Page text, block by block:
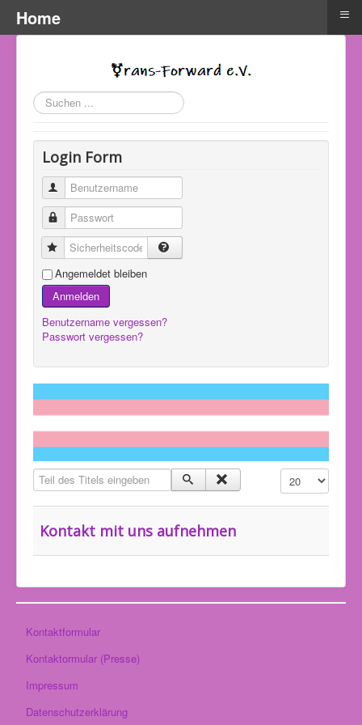
Suchen
...
Login Form
Benutzername
Passwort
Sicherheitscode
Angemeldet bleiben
Anmelden
Benutzername vergessen?
Passwort vergessen?
Teil des Titels eingeben Anzeige #
Kontakt mit uns aufnehmen
Kontaktformular
Kontaktormular (Presse)
Impressum
Datenschutzerklärung
Home ≡